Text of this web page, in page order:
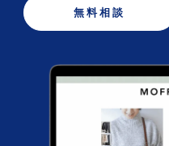
無料相談